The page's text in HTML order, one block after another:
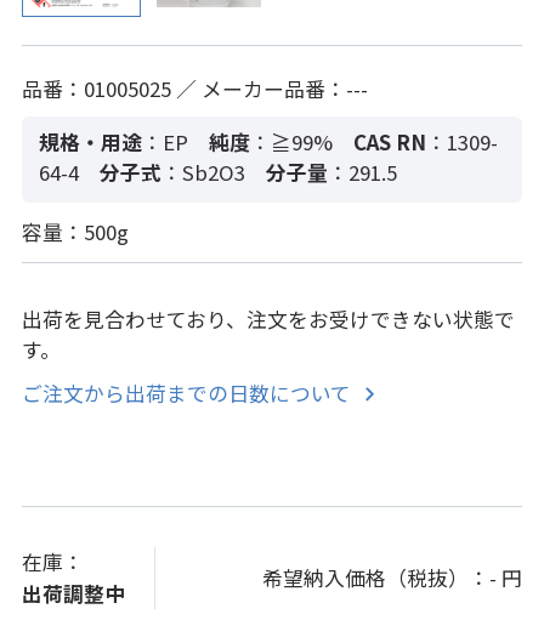
品番：01005025 ／ メーカー品番：---
規格・用途 ：EP 純度：≧99% CAS RN ：1309-
64-4
分子式 ：Sb2O3 分子量 ：291.5
容量：500g
出荷を見合わせており、注文をお受けできない状態で
す。
ご注文から出荷までの日数について
在庫：
出荷調整中
希望納入価格（税抜）： - 円